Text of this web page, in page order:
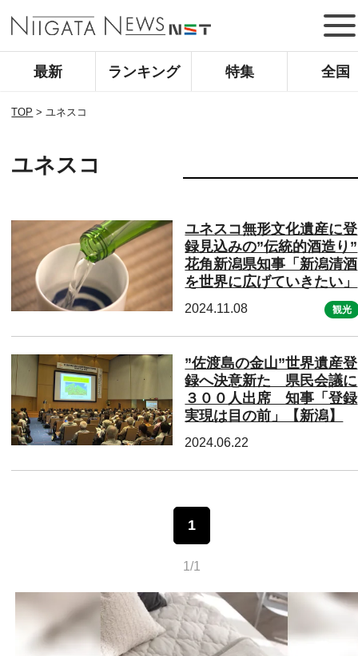
最新 ランキング 特集 全国
TOP >ユネスコ
ユネスコ
ユネスコ無形文化遺産に登
録見込みの”伝統的酒造り”
花角新潟県知事「新潟清酒
を世界に広げていきたい」
2024.11.08 観光
”佐渡島の金山”世界遺産登
録へ決意新た 県民会議に
３００人出席 知事「登録
実現は目の前」【新潟】
2024.06.22
1
1/1